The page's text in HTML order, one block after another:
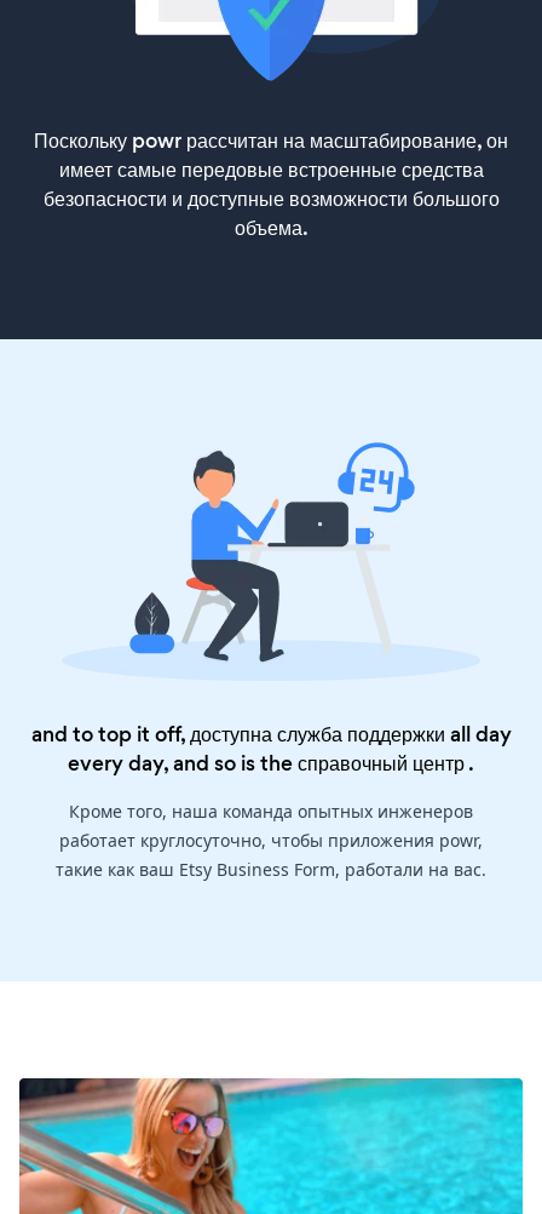
Поскольку powr рассчитан на масштабирование, он
имеет самые передовые встроенные средства
безопасности и доступные возможности большого
объема.
and to top it off, доступна служба поддержки all day
every day, and so is theсправочный центр.
Кроме того, наша команда опытных инженеров
работает круглосуточно, чтобы приложения powr,
такие как ваш Etsy Business Form, работали на вас.